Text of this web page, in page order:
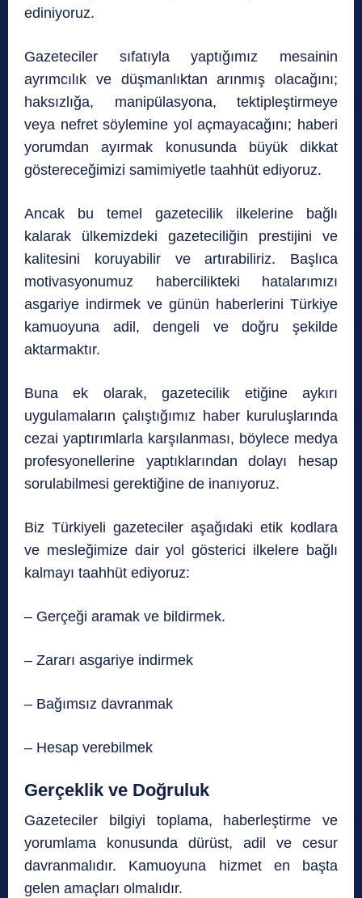
ediniyoruz.
Gazeteciler sıfatıyla yaptığımız mesainin
ayrımcılık ve düşmanlıktan arınmış olacağını;
haksızlığa, manipülasyona, tektipleştirmeye
veya nefret söylemine yol açmayacağını; haberi
yorumdan ayırmak konusunda büyük dikkat
göstereceğimizi samimiyetle taahhüt ediyoruz.
Ancak bu temel gazetecilik ilkelerine bağlı
kalarak ülkemizdeki gazeteciliğin prestijini ve
kalitesini koruyabilir ve artırabiliriz. Başlıca
motivasyonumuz habercilikteki hatalarımızı
asgariye indirmek ve günün haberlerini Türkiye
kamuoyuna adil, dengeli ve doğru şekilde
aktarmaktır.
Buna ek olarak, gazetecilik etiğine aykırı
uygulamaların çalıştığımız haber kuruluşlarında
cezai yaptırımlarla karşılanması, böylece medya
profesyonellerine yaptıklarından dolayı hesap
sorulabilmesi gerektiğine de inanıyoruz.
Biz Türkiyeli gazeteciler aşağıdaki etik kodlara
ve mesleğimize dair yol gösterici ilkelere bağlı
kalmayı taahhüt ediyoruz:
– Gerçeği aramak ve bildirmek.
– Zararı asgariye indirmek
– Bağımsız davranmak
– Hesap verebilmek
Gerçeklik ve Doğruluk
Gazeteciler bilgiyi toplama, haberleştirme ve
yorumlama konusunda dürüst, adil ve cesur
davranmalıdır. Kamuoyuna hizmet en başta
gelen amaçları olmalıdır.